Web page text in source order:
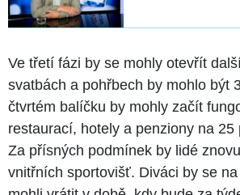
Ve třetí fázi by se mohly otevřít
svatbách a pohřbech by mohlo být
čtvrtém balíčku by mohly začít
restaurací, hotely a penziony na 25
Za přísných podmínek by lidé
vnitřních sportovišť. Diváci by se